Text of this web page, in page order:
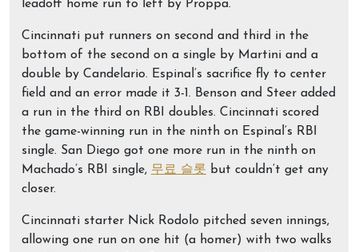
leadoff home run to left by Proppa.
Cincinnati put runners on second and third in the
bottom of the second on a single by Martini and a
double by Candelario. Espinal’s sacrifice fly to center
field and an error made it 3-1. Benson and Steer added
a run in the third on RBI doubles. Cincinnati scored
the game-winning run in the ninth on Espinal’s RBI
single. San Diego got one more run in the ninth on
Machado’s RBI single, 무료 슬롯 but couldn’t get any
closer.
Cincinnati starter Nick Rodolo pitched seven innings,
allowing one run on one hit (a homer) with two walks